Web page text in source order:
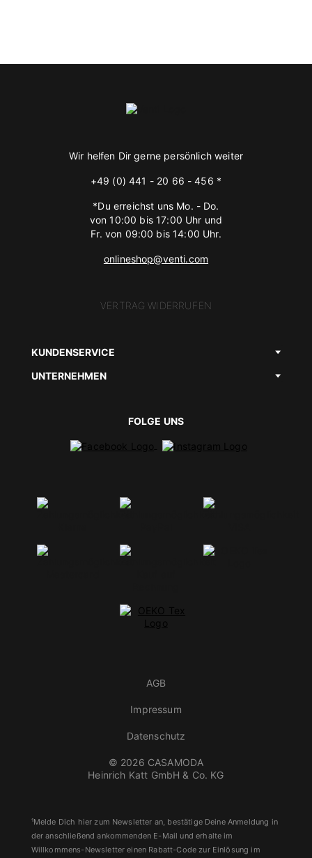
Wir helfen Dir gerne persönlich weiter
+49 (0) 441 - 20 66 - 456 *
*Du erreichst uns Mo. - Do.
von 10:00 bis 17:00 Uhr und
Fr. von 09:00 bis 14:00 Uhr.
onlineshop@venti.com
VERTRAG WIDERRUFEN
KUNDENSERVICE
UNTERNEHMEN
FOLGE UNS
© 2026 CASAMODA
Heinrich Katt GmbH & Co. KG
AGB
Impressum
Datenschutz
¹Melde Dich hier zum Newsletter an, bestätige Deine Anmeldung in
der anschließend ankommenden E-Mail und erhalte im
Willkommens-Newsletter einen Rabatt-Code zur Einlösung im